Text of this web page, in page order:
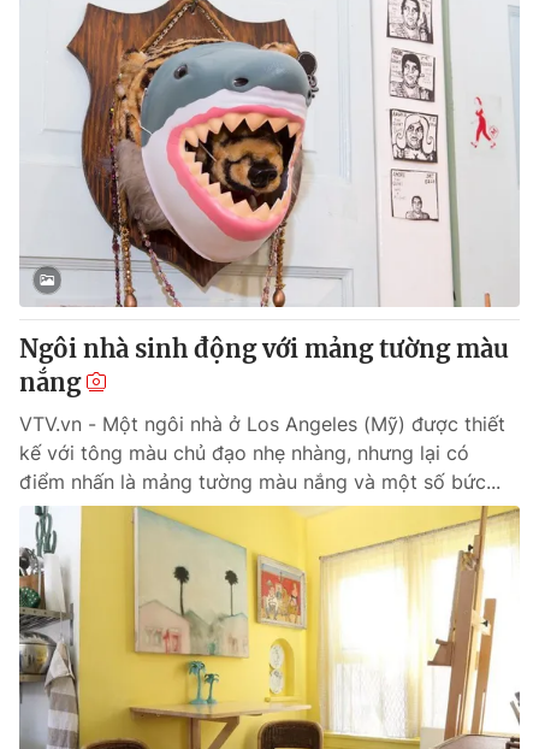
Ngôi nhà sinh động với mảng tường màu
nắng
VTV.vn - Một ngôi nhà ở Los Angeles (Mỹ) được thiết
kế với tông màu chủ đạo nhẹ nhàng, nhưng lại có
điểm nhấn là mảng tường màu nắng và một số bức...